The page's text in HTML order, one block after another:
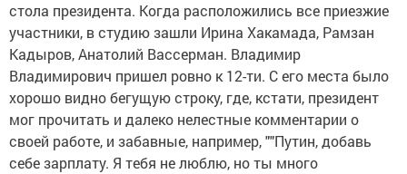
стола президента. Когда расположились все приезжие
участники, в студию зашли Ирина Хакамада, Рамзан
Кадыров, Анатолий Вассерман. Владимир
Владимирович пришел ровно к 12-ти. С его места было
хорошо видно бегущую строку, где, кстати, президент
мог прочитать и далеко нелестные комментарии о
своей работе, и забавные, например, ""Путин, добавь
себе зарплату. Я тебя не люблю, но ты много